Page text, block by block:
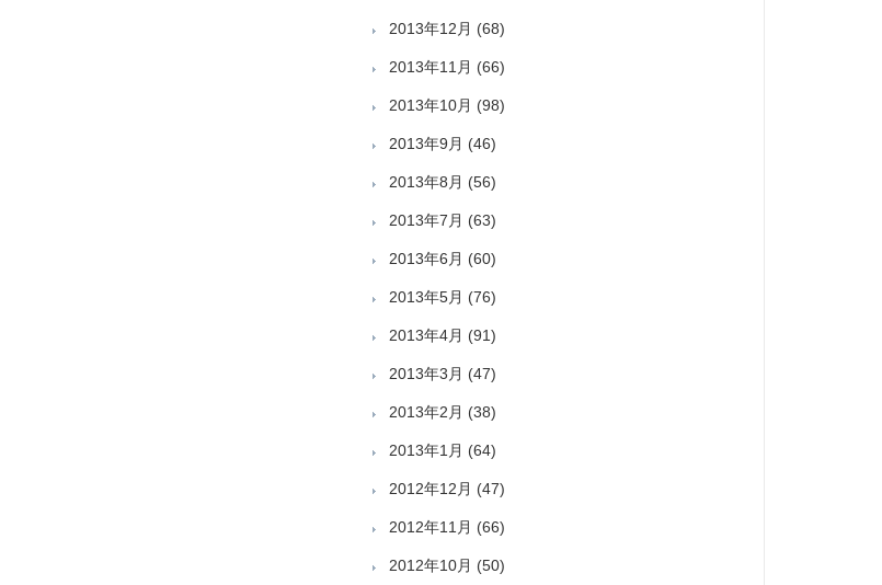
2013年12月 (68)
2013年11月 (66)
2013年10月 (98)
2013年9月 (46)
2013年8月 (56)
2013年7月 (63)
2013年6月 (60)
2013年5月 (76)
2013年4月 (91)
2013年3月 (47)
2013年2月 (38)
2013年1月 (64)
2012年12月 (47)
2012年11月 (66)
2012年10月 (50)